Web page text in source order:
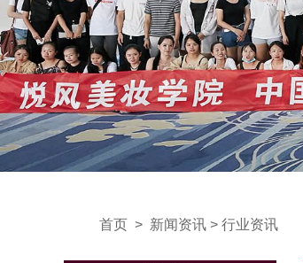
首页 > 新闻资讯 > 行业资讯